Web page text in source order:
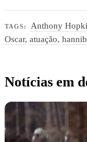
TAGS: Anthony
Oscar, atuação,
Notícias em